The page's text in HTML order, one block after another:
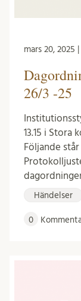
mars 20, 2025
26/3 -25
13.15 i Stora
Följande
Händelser
0